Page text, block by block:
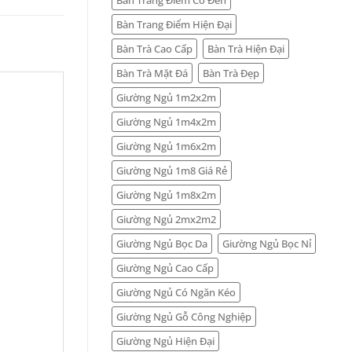
Bàn Trang Điểm Hiện Đại
Bàn Trà Cao Cấp
Bàn Trà Hiện Đại
Bàn Trà Mặt Đá
Bàn Trà Đẹp
Giường Ngủ 1m2x2m
Giường Ngủ 1m4x2m
Giường Ngủ 1m6x2m
Giường Ngủ 1m8 Giá Rẻ
Giường Ngủ 1m8x2m
Giường Ngủ 2mx2m2
Giường Ngủ Bọc Da
Giường Ngủ Bọc Nỉ
Giường Ngủ Cao Cấp
Giường Ngủ Có Ngăn Kéo
Giường Ngủ Gỗ Công Nghiệp
Giường Ngủ Hiện Đại